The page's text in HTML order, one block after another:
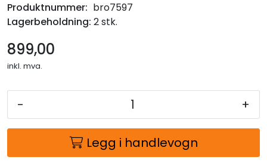
Produktnummer: bro7597
Lagerbeholdning: 2 stk.
899,00
inkl. mva.
- +
Legg i handlevogn